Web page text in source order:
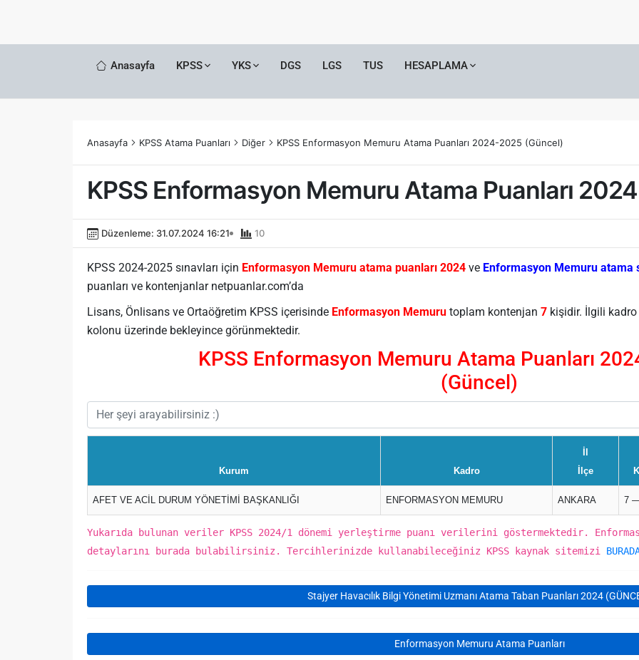
Anasayfa KPSS YKS DGS LGS TUS HESAPLAMA
Anasayfa KPSS Atama Puanları Diğer KPSS Enformasyon Memuru Atama Puanları 2024-2025 (Güncel)
KPSS Enformasyon Memuru Atama Puanları
Düzenleme: 31.07.2024 16:21 10
KPSS 2024-2025 sınavları için Enformasyon Memuru atama puanları 2024 ve Enformasyon Memuru atama
puanları ve kontenjanlar netpuanlar.com’da
Lisans, Önlisans ve Ortaöğretim KPSS içerisinde Enformasyon Memuru toplam kontenjan 7 kişidir. İlgili
kolonu üzerinde bekleyince görünmektedir.
KPSS Enformasyon Memuru Atama Puanları
(Güncel)
Kurum Kadro
İlçe
AFET VE ACİL DURUM YÖNETİMİ BAŞKANLIĞI ENFORMASYON MEMURU ANKARA 7
Yukarıda bulunan veriler KPSS 2024/1 dönemi yerleştirme puanı verilerini göstermektedir.
detaylarını burada bulabilirsiniz. Tercihlerinizde kullanabileceğiniz KPSS kaynak sitemizi
Stajyer Havacılık Bilgi Yönetimi Uzmanı Atama Taban Puanları 2024
Enformasyon Memuru Atama Puanları